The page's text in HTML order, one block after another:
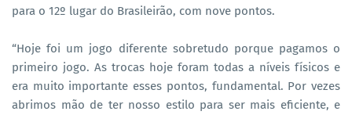
para o 12º lugar do Brasileirão, com nove pontos.
“Hoje foi um jogo diferente sobretudo porque pagamos o
primeiro jogo. As trocas hoje foram todas a níveis físicos e
era muito importante esses pontos, fundamental. Por vezes
abrimos mão de ter nosso estilo para ser mais eficiente, e